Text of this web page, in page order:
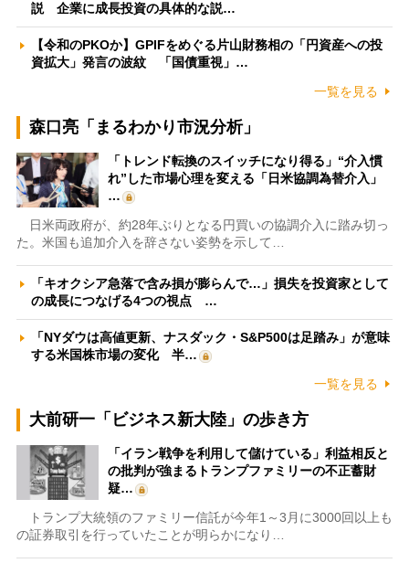
説 企業に成長投資の具体的な説…
【令和のPKOか】GPIFをめぐる片山財務相の「円資産への投
資拡大」発言の波紋 「国債重視」…
一覧を見る
森口亮「まるわかり市況分析」
「トレンド転換のスイッチになり得る」“介入慣
れ”した市場心理を変える「日米協調為替介入」
…
日米両政府が、約28年ぶりとなる円買いの協調介入に踏み切っ
た。米国も追加介入を辞さない姿勢を示して…
「キオクシア急落で含み損が膨らんで…」損失を投資家として
の成長につなげる4つの視点 …
「NYダウは高値更新、ナスダック・S&P500は足踏み」が意味
する米国株市場の変化 半…
一覧を見る
大前研一「ビジネス新大陸」の歩き方
「イラン戦争を利用して儲けている」利益相反と
の批判が強まるトランプファミリーの不正蓄財
疑…
トランプ大統領のファミリー信託が今年1～3月に3000回以上も
の証券取引を行っていたことが明らかになり…